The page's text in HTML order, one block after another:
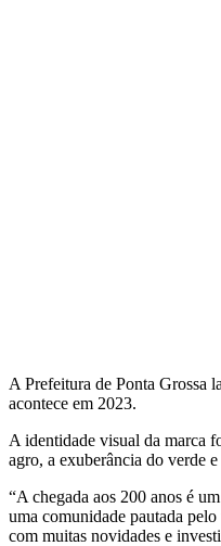
A Prefeitura de Ponta Grossa
acontece em 2023.
A identidade visual da marca
agro, a exuberância do verde
“A chegada aos 200 anos é
uma comunidade pautada
com muitas novidades e